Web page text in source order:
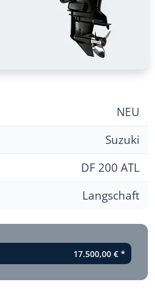
NEU
Suzuki
DF 200 ATL
Langschaft
17.500,00 €*